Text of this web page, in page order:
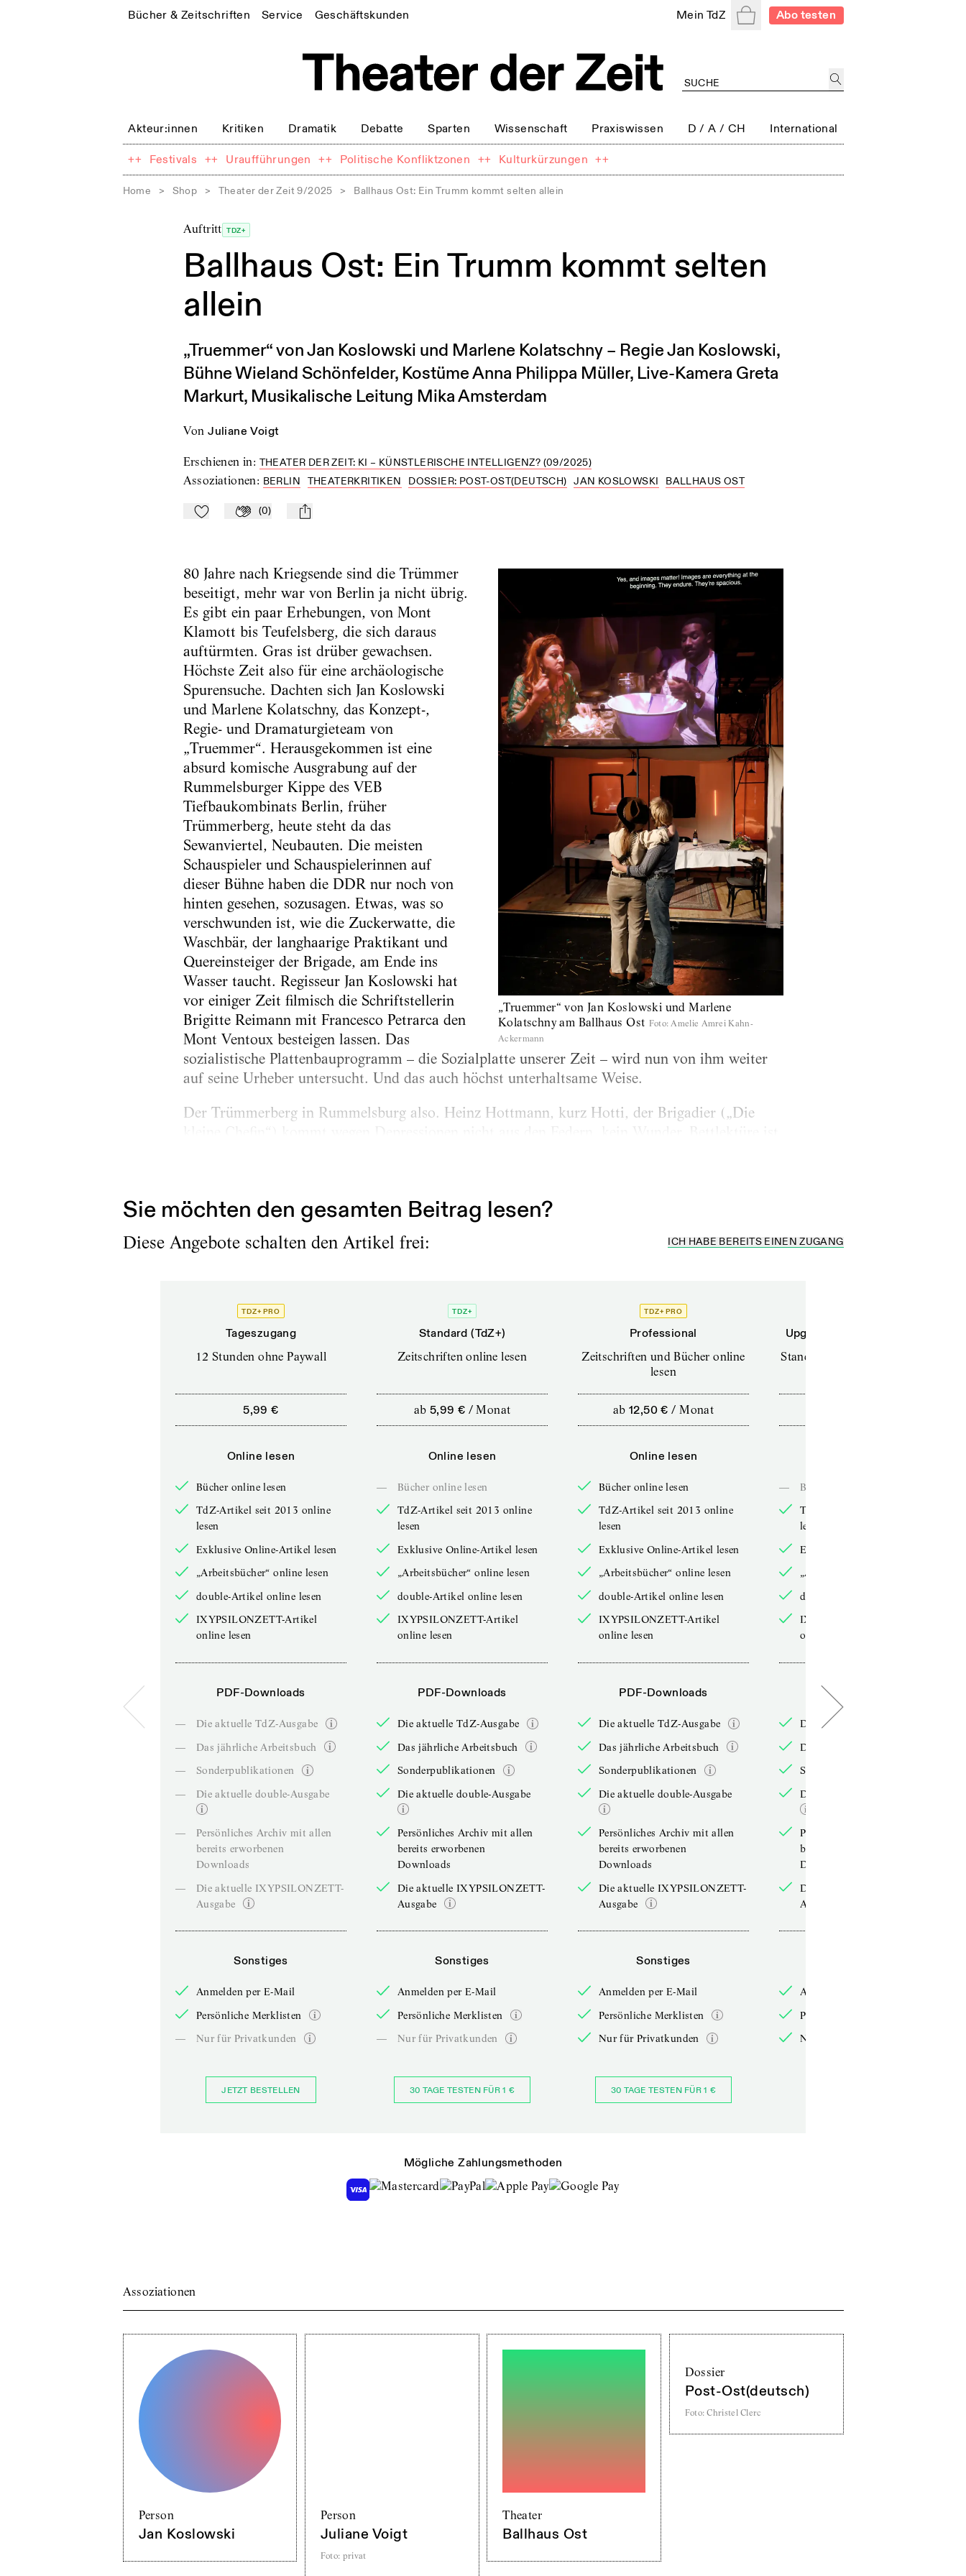
Bücher & Zeitschriften Service Geschäftskunden Mein TdZ WarenkorbAbo testen
Akteur:innen Kritiken Dramatik Debatte Sparten Wissenschaft Praxiswissen D / A / CH International
++ Festivals ++ Uraufführungen ++ Politische Konfliktzonen ++ Kulturkürzungen ++
Home > Shop > Theater der Zeit 9/2025 > Ballhaus Ost: Ein Trumm kommt selten allein
Auftritt TDZ+
Ballhaus Ost: Ein Trumm kommt selten
allein
„Truemmer“ von Jan Koslowski und Marlene Kolatschny – Regie Jan Koslowski,
Bühne Wieland Schönfelder, Kostüme Anna Philippa Müller, Live-Kamera Greta
Markurt, Musikalische Leitung Mika Amsterdam
von Juliane Voigt
Erschienen in: THEATER DER ZEIT: KI – KÜNSTLERISCHE INTELLIGENZ? (09/2025)
Assoziationen: BERLIN THEATERKRITIKEN DOSSIER: POST-OST(DEUTSCH) JAN KOSLOWSKI BALLHAUS OST
Zu Mein-TdZ hinzufügen
Applaudieren
(0) mail
„Truemmer“ von Jan Koslowski und Marlene
Kolatschny am Ballhaus Ost Foto: Amelie Amrei Kahn-
Ackermann
80 Jahre nach Kriegsende sind die Trümmer
beseitigt, mehr war von Berlin ja nicht übrig.
Es gibt ein paar Erhebungen, von Mont
Klamott bis Teufelsberg, die sich daraus
auftürmten. Gras ist drüber gewachsen.
Höchste Zeit also für eine archäologische
Spurensuche. Dachten sich Jan Koslowski
und Marlene Kolatschny, das Konzept-,
Regie- und Dramaturgieteam von
„Truemmer“. Herausgekommen ist eine
absurd komische Ausgrabung auf der
Rummelsburger Kippe des VEB
Tiefbaukombinats Berlin, früher
Trümmerberg, heute steht da das
Sewanviertel, Neubauten. Die meisten
Schauspieler und Schauspielerinnen auf
dieser Bühne haben die DDR nur noch von
hinten gesehen, sozusagen. Etwas, was so
verschwunden ist, wie die Zuckerwatte, die
Waschbär, der langhaarige Praktikant und
Quereinsteiger der Brigade, am Ende ins
Wasser taucht. Regisseur Jan Koslowski hat
vor einiger Zeit filmisch die Schriftstellerin
Brigitte Reimann mit Francesco Petrarca den
Mont Ventoux besteigen lassen. Das
sozialistische Plattenbauprogramm – die Sozialplatte unserer Zeit – wird nun von ihm weiter
auf seine Urheber untersucht. Und das auch höchst unterhaltsame Weise.
Der Trümmerberg in Rummelsburg also. Heinz Hottmann, kurz Hotti, der Brigadier („Die
Sie möchten den gesamten Beitrag lesen?
Diese Angebote schalten den Artikel frei: ICH HABE BEREITS EINEN ZUGANG
TDZ+ PRO
Tageszugang
12 Stunden ohne Paywall
5,99 €
Online lesen
Bücher online lesen
TdZ-Artikel seit 2013 online
lesen
Exklusive Online-Artikel lesen
„Arbeitsbücher“ online lesen
double-Artikel online lesen
IXYPSILONZETT-Artikel
online lesen
PDF-Downloads
—
Die aktuelle TdZ-Ausgabe
—
Das jährliche Arbeitsbuch
—
Sonderpublikationen
—
Die aktuelle double-Ausgabe
—
Persönliches Archiv mit allen
bereits erworbenen
Downloads
—
Die aktuelle IXYPSILONZETT-
Ausgabe
Sonstiges
Anmelden per E-Mail
Persönliche Merklisten
—
Nur für Privatkunden
JETZT BESTELLEN
TDZ+
Standard (TdZ+)
Zeitschriften online lesen
ab 5,99 € /Monat
Online lesen
—
Bücher online lesen
TdZ-Artikel seit 2013 online
lesen
Exklusive Online-Artikel lesen
„Arbeitsbücher“ online lesen
double-Artikel online lesen
IXYPSILONZETT-Artikel
online lesen
PDF-Downloads
Die aktuelle TdZ-Ausgabe
Das jährliche Arbeitsbuch
Sonderpublikationen
Die aktuelle double-Ausgabe
Persönliches Archiv mit allen
bereits erworbenen
Downloads
Die aktuelle IXYPSILONZETT-
Ausgabe
Sonstiges
Anmelden per E-Mail
Persönliche Merklisten
—
Nur für Privatkunden
30 TAGE TESTEN FÜR 1 €
TDZ+ PRO
Professional
Zeitschriften und Bücher online
lesen
ab 12,50 € /Monat
Online lesen
Bücher online lesen
TdZ-Artikel seit 2013 online
lesen
Exklusive Online-Artikel lesen
„Arbeitsbücher“ online lesen
double-Artikel online lesen
IXYPSILONZETT-Artikel
online lesen
PDF-Downloads
Die aktuelle TdZ-Ausgabe
Das jährliche Arbeitsbuch
Sonderpublikationen
Die aktuelle double-Ausgabe
Persönliches Archiv mit allen
bereits erworbenen
Downloads
Die aktuelle IXYPSILONZETT-
Ausgabe
Sonstiges
Anmelden per E-Mail
Persönliche Merklisten
Nur für Privatkunden
30 TAGE TESTEN FÜR 1 €
Upgrade für Printabonnenten
Standard (TdZ+) – Zeitschriften
—
Bücher online lesen
TdZ-Artikel seit 2013 online
lesen
Exklusive Online-Artikel lesen
„Arbeitsbücher“ online lesen
double-Artikel online lesen
IXYPSILONZETT-Artikel
online lesen
PDF-Downloads
Die aktuelle TdZ-Ausgabe
Das jährliche Arbeitsbuch
Sonderpublikationen
Die aktuelle double-Ausgabe
Persönliches Archiv mit allen
bereits erworbenen
Downloads
Die aktuelle IXYPSILONZETT-
Ausgabe
Anmelden per E-Mail
Persönliche Merklisten
Nur für Privatkunden
Mögliche Zahlungsmethoden
Assoziationen
Person
Jan Koslowski
Person
Juliane Voigt
Foto: privat
Theater
Ballhaus Ost
Dossier
Post-Ost(deutsch)
Foto: Christel Clerc